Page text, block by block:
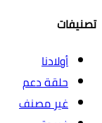
تصنيفات
أولادنا
حلقة دعم
غير مصنف